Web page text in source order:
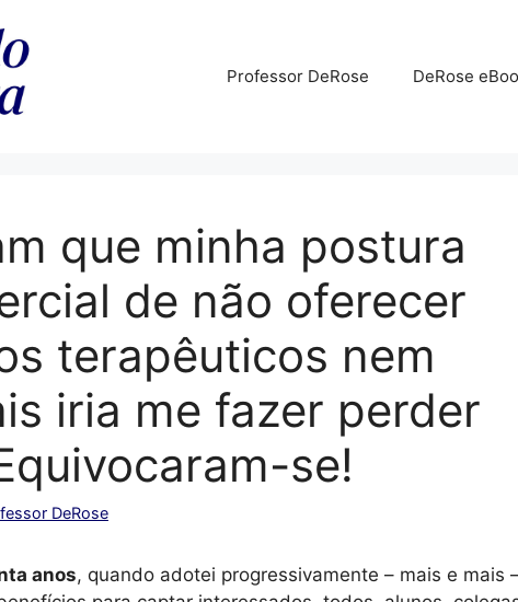
Professor DeRose DeRose
que minha postura
de não oferecer
terapêuticos nem
iria me fazer perder
se!
DeRose
anos, quando adotei progressivamente – mais e mais